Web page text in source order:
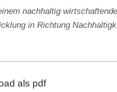
nachhaltig
in Richtung
als pdf